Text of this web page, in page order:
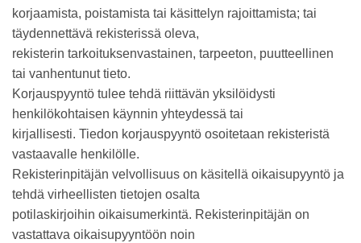
korjaamista, poistamista tai käsittelyn rajoittamista; tai
täydennettävä rekisterissä oleva,
rekisterin tarkoituksenvastainen, tarpeeton, puutteellinen
tai vanhentunut tieto.
Korjauspyyntö tulee tehdä riittävän yksilöidysti
henkilökohtaisen käynnin yhteydessä tai
kirjallisesti. Tiedon korjauspyyntö osoitetaan rekisteristä
vastaavalle henkilölle.
Rekisterinpitäjän velvollisuus on käsitellä oikaisupyyntö ja
tehdä virheellisten tietojen osalta
potilaskirjoihin oikaisumerkintä. Rekisterinpitäjän on
vastattava oikaisupyyntöön noin